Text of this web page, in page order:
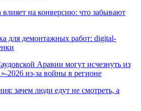
на конверсию: что забывают
для демонтажных работ: digital-
Аравии могут исчезнуть из
2026 из-за войны в регионе
зачем люди едут не смотреть, а